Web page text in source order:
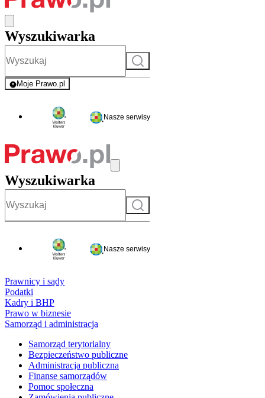
Wyszukiwarka
Szukaj
Moje Prawo.pl
- rejestracja i logowanie do serwisu
Nasze serwisy
Wyszukiwarka
Szukaj
Nasze serwisy
Prawnicy i sądy
Podatki
Kadry i BHP
Prawo w biznesie
Samorząd i administracja
Samorząd terytorialny
Bezpieczeństwo publiczne
Administracja publiczna
Finanse samorządów
Pomoc społeczna